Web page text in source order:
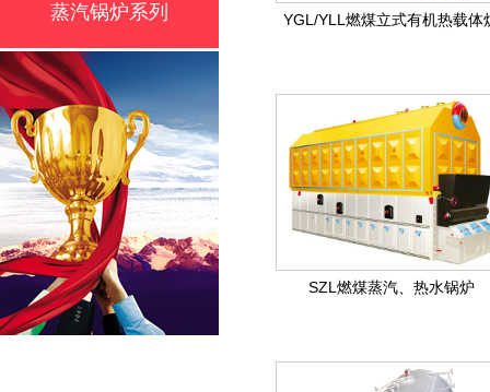
蒸汽锅炉系列 YGL/YLL燃煤立式有机热载体
SZL燃煤蒸汽、热水锅炉